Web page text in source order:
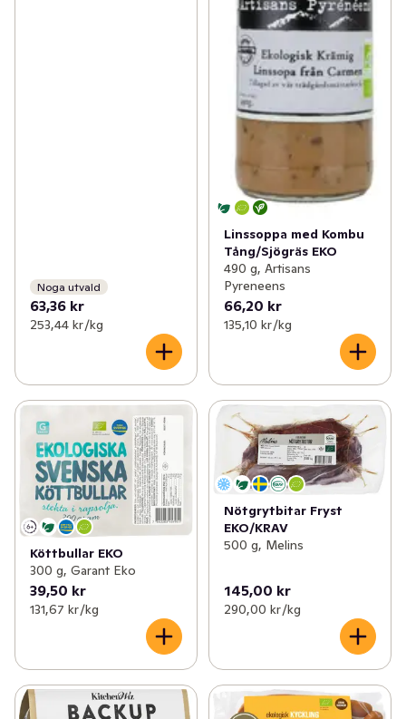
Noga utvald
63,36 kr
253,44 kr /kg
Linssoppa med Kombu
Tång/Sjögräs EKO
490 g, Artisans
Pyreneens
66,20 kr
135,10 kr /kg
Köttbullar EKO
300 g, Garant Eko
39,50 kr
131,67 kr /kg
Nötgrytbitar Fryst
EKO/KRAV
500 g, Melins
145,00 kr
290,00 kr /kg